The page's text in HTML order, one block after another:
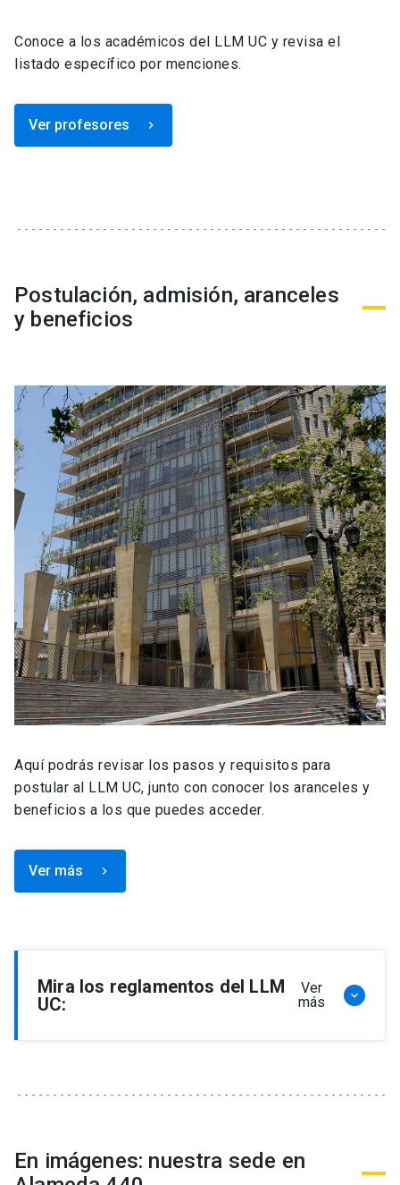
Conoce a los académicos del LLM UC y revisa el
listado específico por menciones.
Ver profesores keyboard_arrow_right
Postulación, admisión, aranceles
y beneficios
Aquí podrás revisar los pasos y requisitos para
postular al LLM UC, junto con conocer los aranceles y
beneficios a los que puedes acceder.
Ver más keyboard_arrow_right
Mira los reglamentos del LLM
UC:
Ver
más
keyboard_arrow_down
Reglamento de Becas y Descuentos Programa
de Magíster en Derecho, LLM
En imágenes: nuestra sede en